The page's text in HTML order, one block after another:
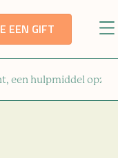
EEN GIFT